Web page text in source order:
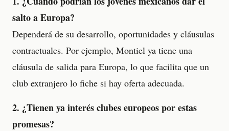
salto a Europa?
Dependerá de su desarrollo, oportunidades y cláusulas
contractuales. Por ejemplo, Montiel ya tiene una
cláusula de salida para Europa, lo que facilita que un
club extranjero lo fiche si hay oferta adecuada.
2. ¿Tienen ya interés clubes europeos por estas
promesas?